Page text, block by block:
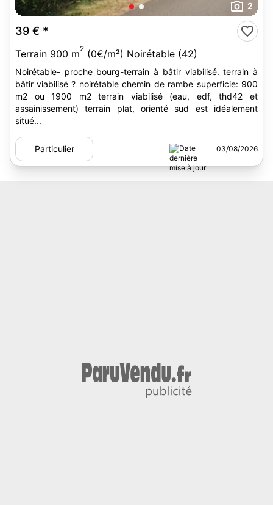
2
39 € *
Terrain 900 m2 (0€/m²) Noirétable (42)
Noirétable- proche bourg-terrain à bâtir viabilisé. terrain à
bâtir viabilisé ? noirétable chemin de rambe superficie: 900
m2 ou 1900 m2 terrain viabilisé (eau, edf, thd42 et
assainissement) terrain plat, orienté sud est idéalement
situé...
Particulier 03/08/2026